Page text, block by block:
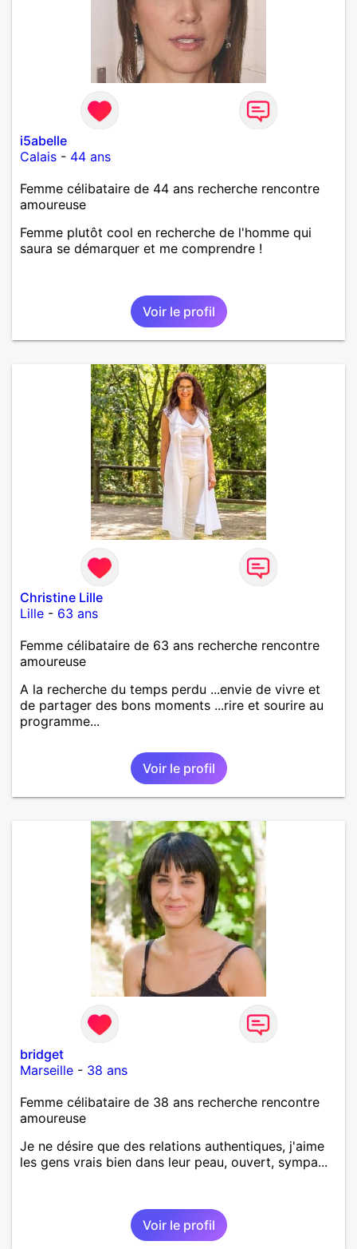
i5abelle
Calais - 44 ans
Femme célibataire de 44 ans recherche rencontre
amoureuse
Femme plutôt cool en recherche de l'homme qui
saura se démarquer et me comprendre !
Voir le profil
Christine Lille
Lille - 63 ans
Femme célibataire de 63 ans recherche rencontre
amoureuse
A la recherche du temps perdu ...envie de vivre et
de partager des bons moments ...rire et sourire au
programme...
Voir le profil
bridget
Marseille - 38 ans
Femme célibataire de 38 ans recherche rencontre
amoureuse
Je ne désire que des relations authentiques, j'aime
les gens vrais bien dans leur peau, ouvert, sympa...
Voir le profil